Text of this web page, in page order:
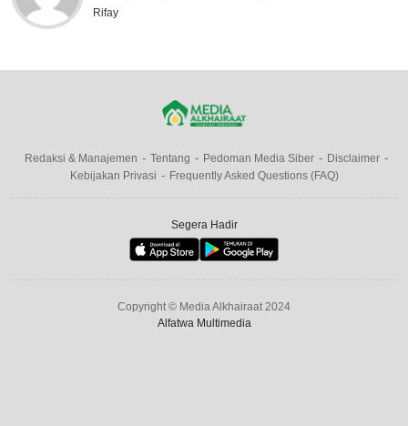
Rifay
Redaksi & Manajemen Tentang Pedoman Media Siber
Disclaimer
Kebijakan Privasi
Frequently Asked Questions (FAQ)
Segera Hadir
Copyright © Media Alkhairaat 2024
Alfatwa Multimedia